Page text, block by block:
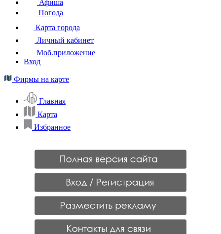
Афиша
Погода
Карта города
Личный кабинет
Моб.приложение
Вход
Фирмы на карте
Главная
Карта
Избранное